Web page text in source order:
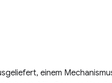
einem